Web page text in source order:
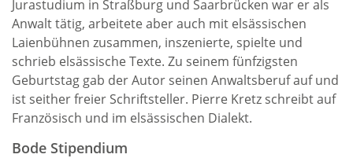
Jurastudium in Straßburg und Saarbrücken war er als
Anwalt tätig, arbeitete aber auch mit elsässischen
Laienbühnen zusammen, inszenierte, spielte und
schrieb elsässische Texte. Zu seinem fünfzigsten
Geburtstag gab der Autor seinen Anwaltsberuf auf und
ist seither freier Schriftsteller. Pierre Kretz schreibt auf
Französisch und im elsässischen Dialekt.
Bode Stipendium